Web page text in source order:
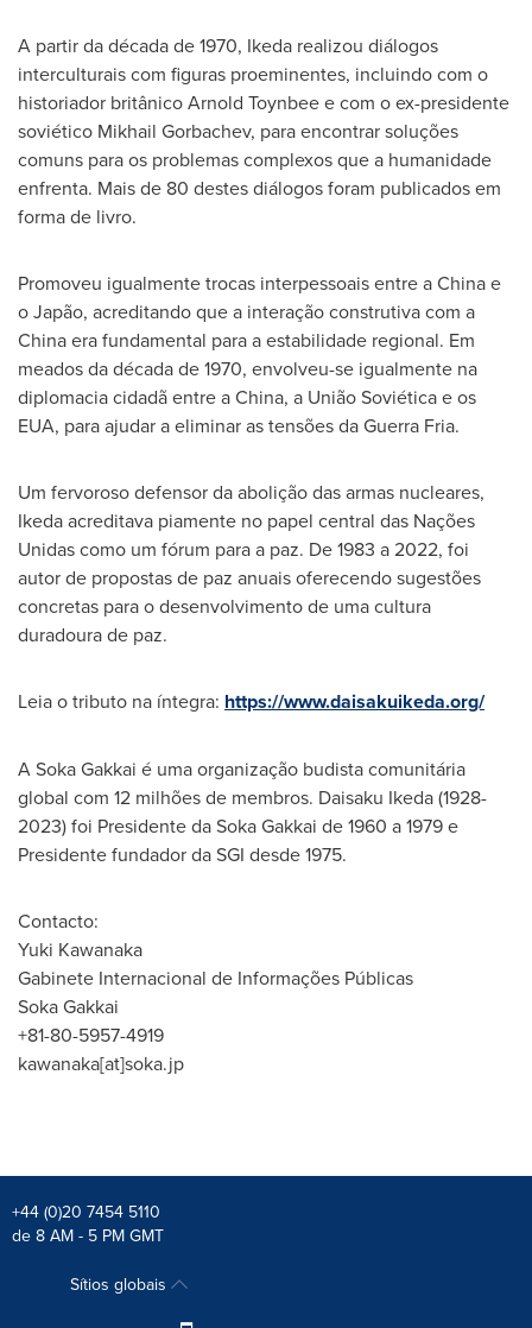
A partir da década de 1970, Ikeda realizou diálogos
interculturais com figuras proeminentes, incluindo com o
historiador britânico Arnold Toynbee e com o ex-presidente
soviético Mikhail Gorbachev, para encontrar soluções
comuns para os problemas complexos que a humanidade
enfrenta. Mais de 80 destes diálogos foram publicados em
forma de livro.
Promoveu igualmente trocas interpessoais entre aChinae
o Japão, acreditando que a interação construtiva com a
Chinaera fundamental para a estabilidade regional. Em
meados da década de 1970, envolveu-se igualmente na
diplomacia cidadã entre aChina, a União Soviética e os
EUA, para ajudar a eliminar as tensões daGuerra Fria.
Um fervoroso defensor da abolição das armas nucleares,
Ikeda acreditava piamente no papel central das Nações
Unidas como um fórum para a paz. De 1983 a 2022, foi
autor de propostas de paz anuais oferecendo sugestões
concretas para o desenvolvimento de uma cultura
duradoura de paz.
Leia o tributo na íntegra: https://www.daisakuikeda.org/
A Soka Gakkai é uma organização budista comunitária
global com 12 milhões de membros. Daisaku Ikeda(1928-
2023) foi Presidente da Soka Gakkai de 1960 a 1979 e
Presidente fundador da SGI desde 1975.
Contacto:
Yuki Kawanaka
Gabinete Internacional de Informações Públicas
Soka Gakkai
+81-80-5957-4919
kawanaka[at]soka.jp
+44 (0)20 7454 5110
de 8 AM - 5 PM GMT
Sítios globais